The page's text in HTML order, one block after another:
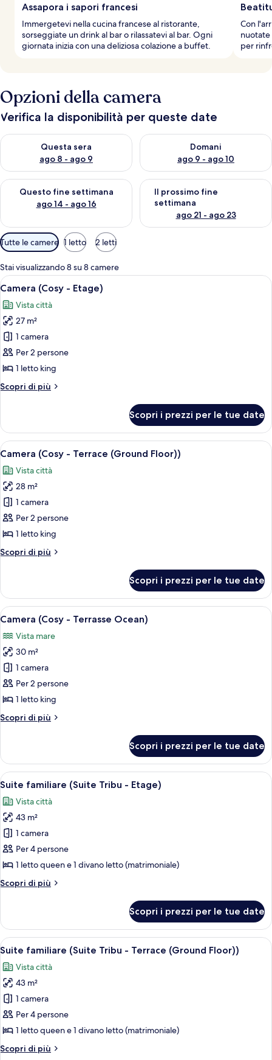
a
t
o
Assapora i sapori francesi
Immergetevi nella cucina francese al ristorante,
sorseggiate un drink al bar o rilassatevi al bar. Ogni
giornata inizia con una deliziosa colazione a buffet.
Con
nuotate
per
Opzioni della camera
Verifica la disponibilità per queste date
Questa sera
ago 8 - ago 9
Verifica la disponibilità per questa sera, ago 8 - ago 9
Domani
ago 9 - ago 10
Verifica la disponibilità per
Questo fine settimana
ago 14 - ago 16
Verifica la disponibilità per questo fine settimana, ago 14 -
Il prossimo fine
settimana
ago 21 - ago 23
Verifica la disponibilità per il
Filtri
disponibili
per
le
camere
Tutte le camere 1 letto 2 letti
Stai visualizzando 8 su 8 camere
Apri
tutte
le
foto
per
Camera
(Cosy
Etage)
Una camera d'albergo moderna
6
Camera (Cosy - Etage)
Vista città
27 m²
1 camera
Per 2 persone
1 letto king
Scopri di più
Altri
(Cosy
Etage)
Scopri i prezzi per le tue date
Apri
tutte
le
foto
per
Camera
(Cosy
Terrace
Camera d'albergo con un letto
6
Camera (Cosy - Terrace (Ground Floor))
Vista città
28 m²
1 camera
Per 2 persone
1 letto king
Scopri di più
Altri
(Cosy
Terrace
Floor))
Scopri i prezzi per le tue date
Apri
tutte
le
foto
per
Camera
(Cosy
Terrasse
Un letto rifatto con lenzuola
8
Camera (Cosy - Terrasse Ocean)
Vista mare
30 m²
1 camera
Per 2 persone
1 letto king
Scopri di più
Altri
(Cosy
Terrasse
Scopri i prezzi per le tue date
Apri
tutte
le
foto
per
Suite
familiare
Tribu
Una camera da letto con un letto in
9
Suite familiare (Suite Tribu - Etage)
Vista città
43 m²
1 camera
Per 4 persone
1 letto queen e 1 divano letto (matrimoniale)
Scopri di più
Altri
familiare
(Suite
Tribu
Etage)
Scopri i prezzi per le tue date
Apri
tutte
le
foto
per
Suite
familiare
Tribu
Una camera da letto con un letto,
9
Suite familiare (Suite Tribu - Terrace (Ground Floor))
Vista città
43 m²
1 camera
Per 4 persone
1 letto queen e 1 divano letto (matrimoniale)
Scopri di più
Altri